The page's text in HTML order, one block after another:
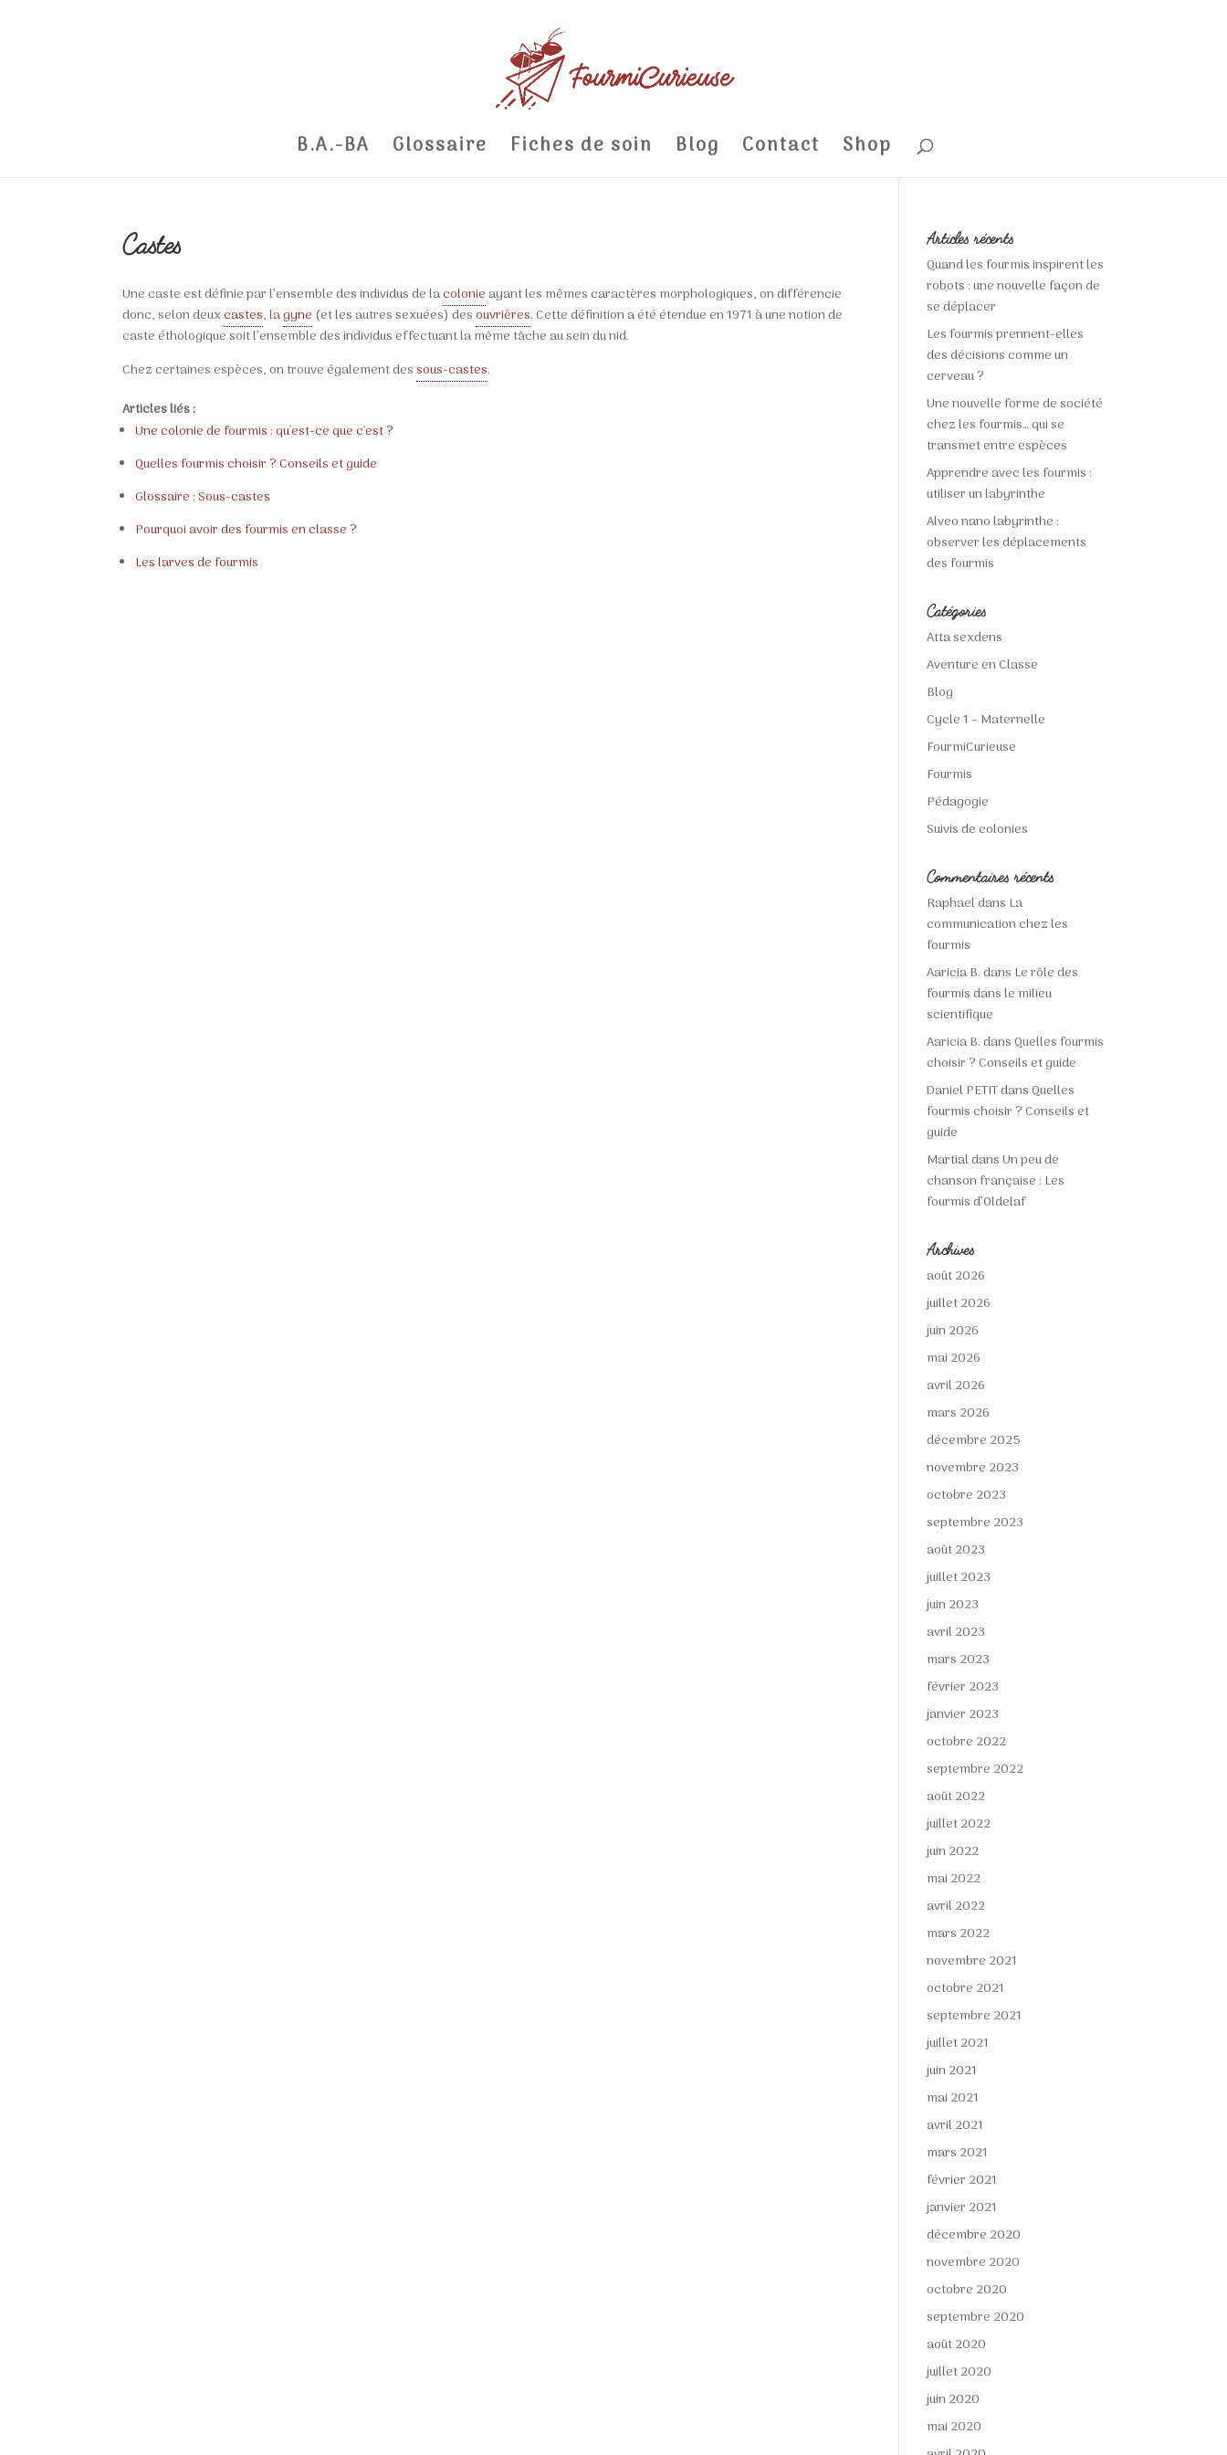
B.A.-BA Glossaire Fiches de soin Blog Contact Shop
Castes
Une caste est définie par l’ensemble des individus de lacolonie ayant les mêmes caractères morphologiques, on différencie
donc, selon deuxcastes, lagyne (et les autres sexuées) desouvrières. Cette définition a été étendue en 1971 à une notion de
caste éthologique soit l’ensemble des individus effectuant la même tâche au sein du nid.
Chez certaines espèces, on trouve également dessous-castes.
Articles liés :
Une colonie de fourmis : qu'est-ce que c'est ?
Quelles fourmis choisir ? Conseils et guide
Glossaire : Sous-castes
Pourquoi avoir des fourmis en classe ?
Les larves de fourmis
Articles récents
Quand les fourmis inspirent les
robots : une nouvelle façon de
se déplacer
Les fourmis prennent-elles
des décisions comme un
cerveau ?
Une nouvelle forme de société
chez les fourmis… qui se
transmet entre espèces
Apprendre avec les fourmis :
utiliser un labyrinthe
Alveo nano labyrinthe :
observer les déplacements
des fourmis
Catégories
Atta sexdens
Aventure en Classe
Blog
Cycle 1 – Maternelle
FourmiCurieuse
Fourmis
Pédagogie
Suivis de colonies
Commentaires récents
Raphael dans La
communication chez les
fourmis
Aaricia B. dans Le rôle des
fourmis dans le milieu
scientifique
Aaricia B. dansQuelles fourmis
choisir ? Conseils et guide
Daniel PETITdansQuelles
fourmis choisir ? Conseils et
guide
Martial dansUn peu de
chanson française : Les
fourmis d’Oldelaf
Archives
août 2026
juillet 2026
juin 2026
mai 2026
avril 2026
mars 2026
décembre 2025
novembre 2023
octobre 2023
septembre 2023
août 2023
juillet 2023
juin 2023
avril 2023
mars 2023
février 2023
janvier 2023
octobre 2022
septembre 2022
août 2022
juillet 2022
juin 2022
mai 2022
avril 2022
mars 2022
novembre 2021
octobre 2021
septembre 2021
juillet 2021
juin 2021
mai 2021
avril 2021
mars 2021
février 2021
janvier 2021
décembre 2020
novembre 2020
octobre 2020
septembre 2020
août 2020
juillet 2020
juin 2020
mai 2020